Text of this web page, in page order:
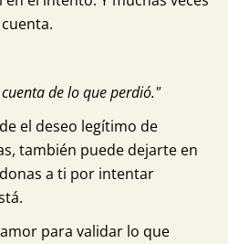
de lo que perdió."
el deseo legítimo de
también puede dejarte en
a ti por intentar
para validar lo que